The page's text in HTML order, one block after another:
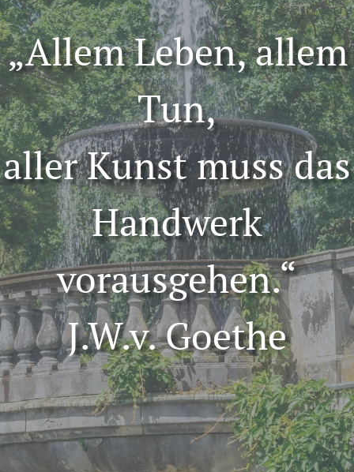
„Allem Leben, allem
Tun,
aller Kunst muss das
Handwerk
vorausgehen.“
J.W.v. Goethe